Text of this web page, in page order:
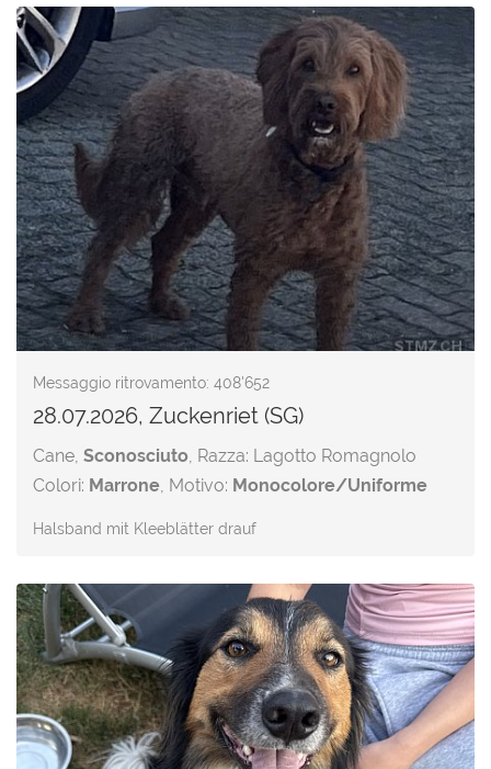
Messaggio ritrovamento: 408'652
28.07.2026, Zuckenriet (SG)
Cane, Sconosciuto, Razza: Lagotto Romagnolo
Colori: Marrone, Motivo: Monocolore/Uniforme
Halsband mit Kleeblätter drauf